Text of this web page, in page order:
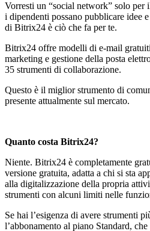
Vorresti un “social network” solo per
i dipendenti possano pubblicare idee
di Bitrix24 è ciò che fa per te.
Bitrix24 offre modelli di e-mail
marketing e gestione della posta
35 strumenti di collaborazione.
Questo è il miglior strumento di
presente attualmente sul mercato.
Quanto costa Bitrix24?
Niente. Bitrix24 è completamente
versione gratuita, adatta a chi si sta
alla digitalizzazione della propria
strumenti con alcuni limiti nelle
Se hai l’esigenza di avere strumenti
l’abbonamento al piano Standard, che